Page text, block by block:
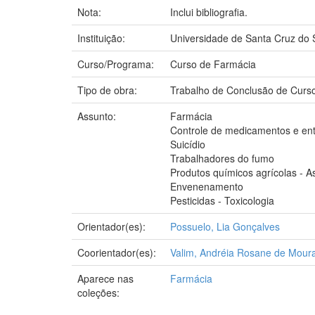
Nota:
Inclui bibliografia.
Instituição:
Universidade de Santa Cruz do
Curso/Programa:
Curso de Farmácia
Tipo de obra:
Trabalho de Conclusão de
Assunto:
Farmácia
Controle de medicamentos e
Suicídio
Trabalhadores do fumo
Produtos químicos agrícolas -
Envenenamento
Pesticidas - Toxicologia
Orientador(es):
Possuelo, Lia Gonçalves
Coorientador(es):
Valim, Andréia Rosane de
Aparece nas
coleções:
Farmácia